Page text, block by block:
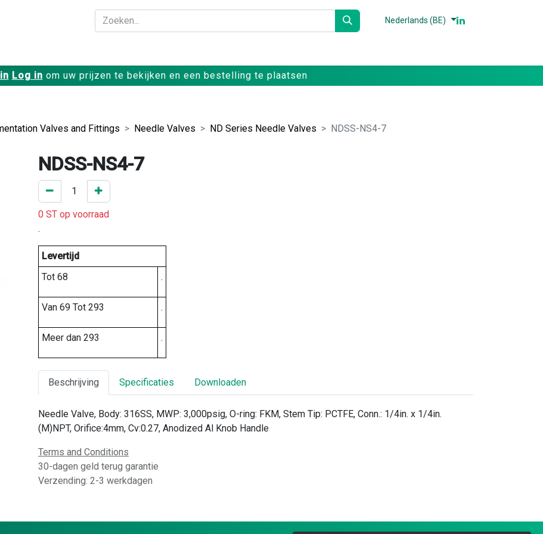
Nederlands (BE)
Log in om uw prijzen te bekijken en een bestelling te plaatsen
Valves and Fittings Needle Valves ND Series Needle Valves NDSS-NS4-7
NDSS-NS4-7
0 ST op voorraad
.
Levertijd
Tot 68
.
Van 69 Tot 293 .
Meer dan 293 .
Beschrijving Specificaties Downloaden
Needle Valve, Body: 316SS, MWP: 3,000psig, O-ring: FKM, Stem Tip: PCTFE, Conn.: 1/4in. x 1/4in.
(M)NPT, Orifice:4mm, Cv:0.27, Anodized Al Knob Handle
Terms and Conditions
30-dagen geld terug garantie
Verzending: 2-3 werkdagen